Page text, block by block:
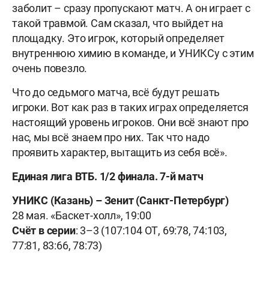
заболит – сразу пропускают матч. А он играет с
такой травмой. Сам сказал, что выйдет на
площадку. Это игрок, который определяет
внутреннюю химию в команде, и УНИКСу с этим
очень повезло.
Что до седьмого матча, всё будут решать
игроки. Вот как раз в таких играх определяется
настоящий уровень игроков. Они всё знают про
нас, мы всё знаем про них. Так что надо
проявить характер, вытащить из себя всё».
Единая лига ВТБ. 1/2 финала. 7-й матч
УНИКС (Казань) – Зенит (Санкт-Петербург)
28 мая. «Баскет-холл», 19:00
Счёт в серии: 3–3 (107:104 ОТ, 69:78, 74:103,
77:81, 83:66, 78:73)